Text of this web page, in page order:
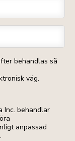
behandlas så
väg.
Inc. behandlar
anpassad